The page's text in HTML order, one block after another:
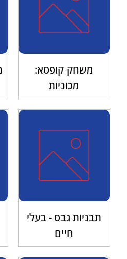
משחק קופסא:
מכוניות
תבניות גבס - בעלי
חיים